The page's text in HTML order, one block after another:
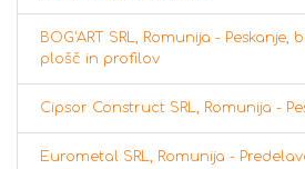
BOG'ART SRL, Romunija -
plošč in profilov
Cipsor Construct SRL, Romunija -
Eurometal SRL, Romunija -